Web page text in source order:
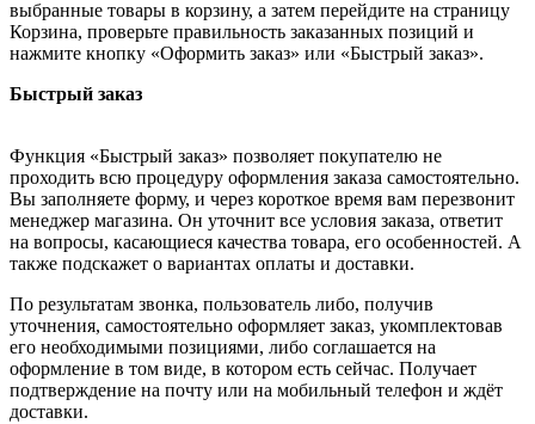
выбранные товары в корзину, а затем перейдите на страницу
Корзина, проверьте правильность заказанных позиций и
нажмите кнопку «Оформить заказ» или «Быстрый заказ».
Быстрый заказ
Функция «Быстрый заказ» позволяет покупателю не
проходить всю процедуру оформления заказа самостоятельно.
Вы заполняете форму, и через короткое время вам перезвонит
менеджер магазина. Он уточнит все условия заказа, ответит
на вопросы, касающиеся качества товара, его особенностей. А
также подскажет о вариантах оплаты и доставки.
По результатам звонка, пользователь либо, получив
уточнения, самостоятельно оформляет заказ, укомплектовав
его необходимыми позициями, либо соглашается на
оформление в том виде, в котором есть сейчас. Получает
подтверждение на почту или на мобильный телефон и ждёт
доставки.